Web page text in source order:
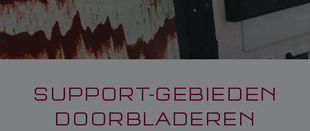
SUPPORT-GEBIEDEN
DOORBLADEREN